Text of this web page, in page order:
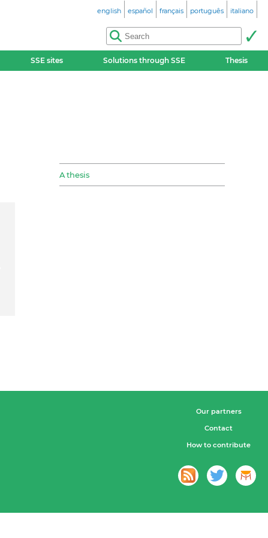
english español français português italiano
SSE sites Solutions through SSE Thesis
A thesis
Our partners
Contact
How to contribute